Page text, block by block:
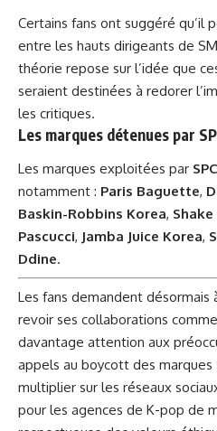
Certains fans ont suggéré qu’il
entre les hauts dirigeants de
théorie repose sur l’idée que
seraient destinées à redorer
les critiques.
Les marques détenues par
Les marques exploitées par
notamment : Paris Baguette,
Baskin-Robbins Korea,
Pascucci, Jamba Juice Korea,
Ddine.
Les fans demandent désormais
revoir ses collaborations
davantage attention aux
appels au boycott des marques
multiplier sur les réseaux
pour les agences de K-pop de